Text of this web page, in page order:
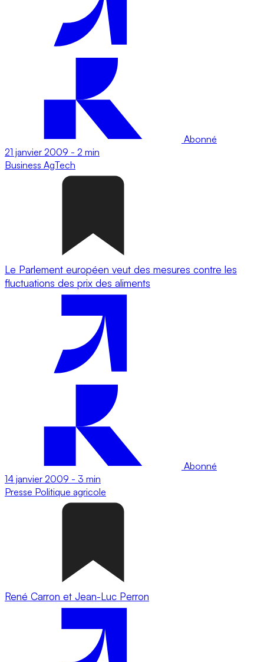
Abonné
21 janvier 2009 - 2 min
Business AgTech
Le Parlement européen veut des mesures contre les
fluctuations des prix des aliments
Abonné
14 janvier 2009 - 3 min
Presse Politique agricole
René Carron et Jean-Luc Perron